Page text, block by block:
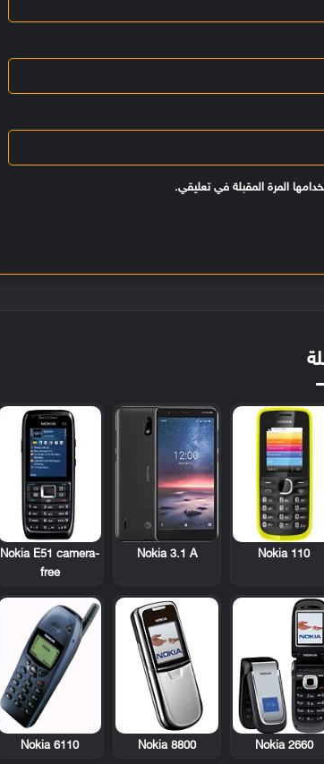
المرة المقبلة في تعليقي.
Nokia 110
Nokia 3.1 A
Nokia E51 camera-
free
Nokia 2660
Nokia 8800
Nokia 6110